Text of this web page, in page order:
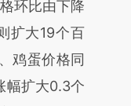
环比由下降
扩大19个百
鸡蛋价格同
幅扩大0.3个